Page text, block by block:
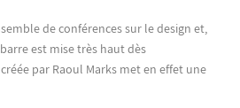
de conférences sur le design et,
est mise très haut dès
par Raoul Marks met en effet une